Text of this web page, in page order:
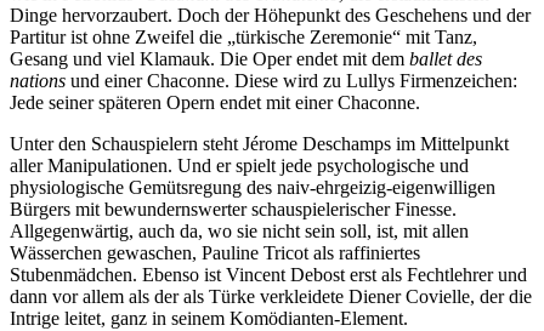
Dinge hervorzaubert. Doch der Höhepunkt des Geschehens und der
Partitur ist ohne Zweifel die „türkische Zeremonie“ mit Tanz,
Gesang und viel Klamauk. Die Oper endet mit dem ballet des
nations und einer Chaconne. Diese wird zu Lullys Firmenzeichen:
Jede seiner späteren Opern endet mit einer Chaconne.
Unter den Schauspielern steht Jérome Deschamps im Mittelpunkt
aller Manipulationen. Und er spielt jede psychologische und
physiologische Gemütsregung des naiv-ehrgeizig-eigenwilligen
Bürgers mit bewundernswerter schauspielerischer Finesse.
Allgegenwärtig, auch da, wo sie nicht sein soll, ist, mit allen
Wässerchen gewaschen, Pauline Tricot als raffiniertes
Stubenmädchen. Ebenso ist Vincent Debost erst als Fechtlehrer und
dann vor allem als der als Türke verkleidete Diener Covielle, der die
Intrige leitet, ganz in seinem Komödianten-Element.